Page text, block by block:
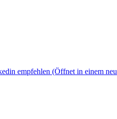
empfehlen (Öffnet in einem